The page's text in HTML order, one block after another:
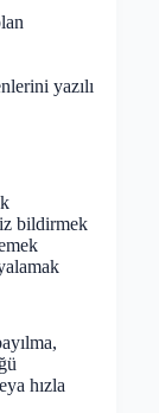
yazılı
bildirmek
hızla